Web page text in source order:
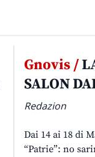
Gnovis /
SALON
Redazion
Dai 14 ai 18 di
“Patrie”: no